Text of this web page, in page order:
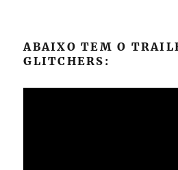
ABAIXO TEM O
GLITCHERS: